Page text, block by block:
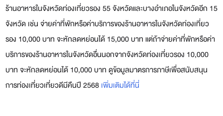
ร้านอาหารในจังหวัดท่องเที่ยวรอง 55 จังหวัดและบางอำเภอในจังหวัดอีก 15
จังหวัด เช่น จ่ายค่าที่พักหรือค่าบริการของร้านอาหารในจังหวัดท่องเที่ยว
รอง 10,000 บาท จะหักลดหย่อนได้ 15,000 บาท แต่ถ้าจ่ายค่าที่พักหรือค่า
บริการของร้านอาหารในจังหวัดอื่นนอกจากจังหวัดท่องเที่ยวรอง 10,000
บาท จะหักลดหย่อนได้ 10,000 บาท ดูข้อมูลมาตรการภาษีเพื่อสนับสนุน
การท่องเที่ยวเที่ยวดีมีคืนปี 2568 เพิ่มเติมได้ที่นี่